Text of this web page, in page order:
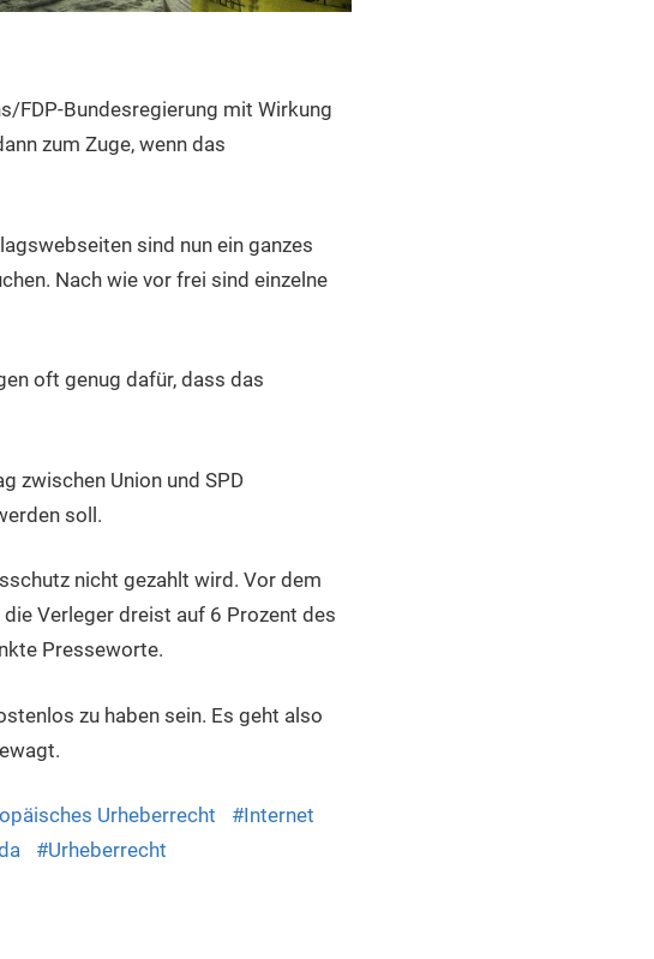
FDP-Bundesregierung mit Wirkung
zum Zuge, wenn das
sind nun ein ganzes
Nach wie vor frei sind einzelne
oft genug dafür, dass das
zwischen Union und SPD
soll.
nicht gezahlt wird. Vor dem
Verleger dreist auf 6 Prozent des
Presseworte.
zu haben sein. Es geht also
Urheberrecht
Internet
Urheberrecht